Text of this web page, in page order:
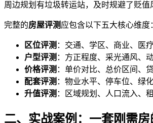
周边规划有垃圾转运站，及时规避了贬值
完整的房屋评测应包含以下五大核心维度
区位评测 ：交通、学区、商业、医
户型评测 ：方正程度、采光通风、
价格评测 ：单价对比、总价区间、
配套评测 ：物业水平、停车位、绿
升值评测 ：区域规划、人口流入、
二、实战案例：一套刚需